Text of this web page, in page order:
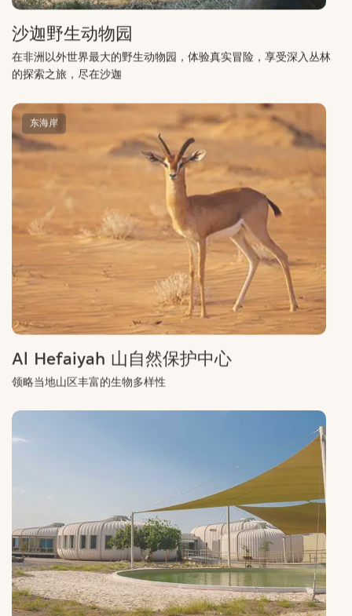
在非洲以外世界最大的野生动物园，体验真实冒险，享受深入丛林
的探索之旅，尽在沙迦
Al Hefaiyah 山自然保护中心
领略当地山区丰富的生物多样性